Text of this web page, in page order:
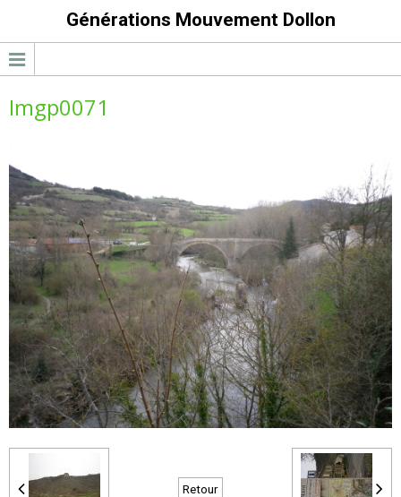
Générations Mouvement Dollon
Imgp0071
Retour